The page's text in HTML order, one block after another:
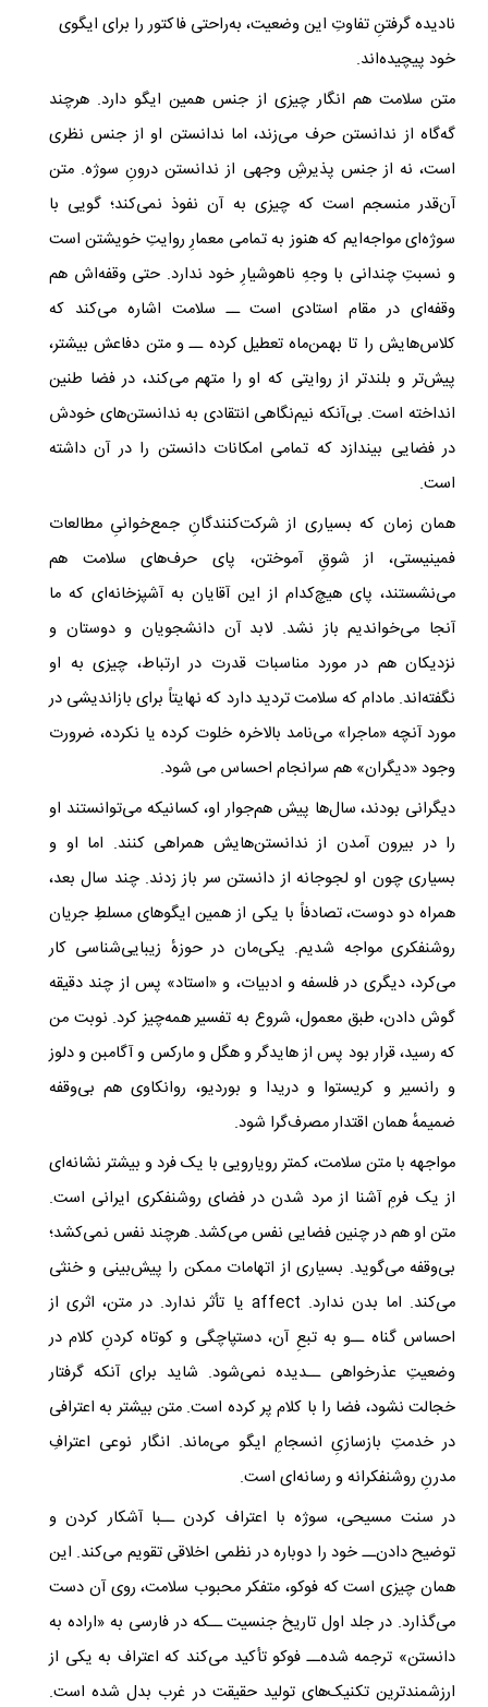
نادیده گرفتنِ تفاوتِ این وضعیت، به‌راحتی فاکتور را برای ایگوی
خود پیچیده‌اند.
متن سلامت هم انگار چیزی از جنس همین ایگو دارد. هرچند
گه‌گاه از ندانستن حرف می‌زند، اما ندانستن او از جنس نظری
است، نه از جنس پذیرشِ وجهی از ندانستن درونِ سوژه. متن
آن‌قدر منسجم است که چیزی به آن نفوذ نمی‌کند؛ گویی با
سوژه‌ای مواجه‌ایم که هنوز به تمامی معمارِ روایتِ خویشتن است
و نسبتِ چندانی با وجهِ ناهوشیارِ خود ندارد. حتی وقفه‌اش هم
وقفه‌ای در مقام استادی است ــ سلامت اشاره می‌کند که
کلاس‌هایش را تا بهمن‌ماه تعطیل کرده ــ و متن دفاعش بیشتر،
پیش‌تر و بلندتر از روایتی که او را متهم می‌کند، در فضا طنین
انداخته است. بی‌آنکه نیم‌نگاهی انتقادی به ندانستن‌های خودش
در فضایی بیندازد که تمامی امکانات دانستن را در آن داشته
است.
همان زمان که بسیاری از شرکت‌کنندگانِ جمع‌خوانیِ مطالعات
فمینیستی، از شوقِ آموختن، پای حرف‌های سلامت هم
می‌نشستند، پای هیچ‌کدام از این آقایان به آشپزخانه‌ای که ما
آنجا می‌خواندیم باز نشد. لابد آن دانشجویان و دوستان و
نزدیکان هم در مورد مناسبات قدرت در ارتباط، چیزی به او
نگفته‌اند. مادام که سلامت تردید دارد که نهایتاً برای بازاندیشی در
مورد آنچه «ماجرا» می‌نامد بالاخره خلوت کرده یا نکرده، ضرورت
وجود «دیگران» هم‌ سرانجام احساس می شود.
دیگرانی بودند، سال‌ها پیش هم‌جوار او، کسانیکه می‌توانستند او
را در بیرون آمدن از ندانستن‌هایش همراهی کنند. اما او و
بسیاری چون او لجوجانه‌ از دانستن سر باز زدند. چند سال بعد،
همراه دو دوست، تصادفاً با یکی از همین ایگوهای مسلطِ جریان
روشنفکری مواجه شدیم. یکی‌مان در حوزهٔ زیبایی‌شناسی کار
می‌کرد، دیگری در فلسفه و ادبیات، و «استاد» پس از چند دقیقه
گوش دادن، طبق معمول، شروع به تفسیر همه‌چیز کرد. نوبت من
که رسید، قرار بود پس از هایدگر و هگل و مارکس و آگامبن و دلوز
و رانسیر و کریستوا و دریدا و بوردیو، روانکاوی هم بی‌وقفه
ضمیمه‌ٔ همان اقتدار مصرف‌گرا شود.
مواجهه با متن سلامت، کمتر رویارویی با یک فرد و بیشتر نشانه‌ای
از یک فرمِ آشنا از مرد شدن در فضای روشنفکری ایرانی است.
متن او هم در چنین فضایی نفس می‌کشد. هرچند نفس نمی‌کشد؛
بی‌وقفه می‌گوید. بسیاری از اتهامات ممکن را پیش‌بینی و خنثی
می‌کند. اما بدن ندارد. affect یا تأثر ندارد. در متن، اثری از
احساس گناه ــ‌و به تبعِ آن، دستپاچگی و کوتاه کردنِ کلام در
وضعیتِ عذرخواهی ــدیده نمی‌شود. شاید برای آنکه گرفتار
خجالت نشود، فضا را با کلام پر کرده است. متن بیشتر به اعترافی
در خدمتِ بازسازیِ انسجامِ ایگو می‌ماند. انگار نوعی اعترافِ
مدرنِ روشنفکرانه و رسانه‌ای است.
در سنت مسیحی، سوژه با اعتراف کردن ــبا آشکار کردن و
توضیح دادن‌ــ خود را دوباره در نظمی اخلاقی تقویم می‌کند. این
همان چیزی است که فوکو، متفکر محبوب سلامت، روی آن دست
می‌گذارد. در جلد اول تاریخ جنسیت ــکه در فارسی به «اراده به
دانستن» ترجمه شده‌ــ فوکو تأکید می‌کند که اعتراف به یکی از
ارزشمندترین تکنیک‌های تولید حقیقت در غرب بدل شده است.